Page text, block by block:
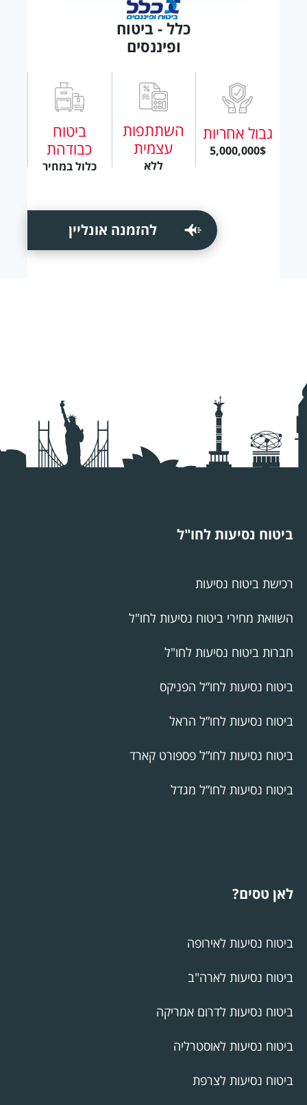
כלל - ביטוח
ופיננסים
גבול אחריות
5,000,000$
השתתפות
עצמית
ללא
ביטוח
כבודהת
כלול במחיר
להזמנה אונליין
ביטוח נסיעות לחו"ל
רכישת ביטוח נסיעות
השוואת מחירי ביטוח נסיעות לחו"ל
חברות ביטוח נסיעות לחו"ל
ביטוח נסיעות לחו”ל הפניקס
ביטוח נסיעות לחו”ל הראל
ביטוח נסיעות לחו”ל פספורט קארד
ביטוח נסיעות לחו”ל מגדל
לאן טסים?
ביטוח נסיעות לאירופה
ביטוח נסיעות לארה"ב
ביטוח נסיעות לדרום אמריקה
ביטוח נסיעות לאוסטרליה
ביטוח נסיעות לצרפת